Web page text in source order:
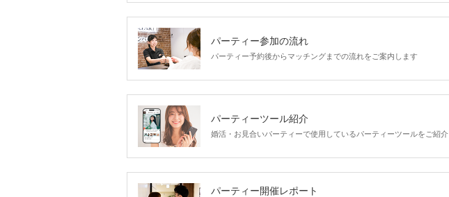
パーティー参加の流れ
パーティー予約後からマッチングまでの流れをご案内します
パーティーツール紹介
婚活・お見合いパーティーで使用しているパーティーツールをご紹介
パーティー開催レポート